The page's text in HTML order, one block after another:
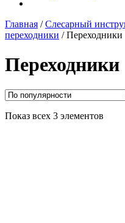
Главная /Слесарный
переходники /Переходники
Переходники
Показ всех 3 элементов